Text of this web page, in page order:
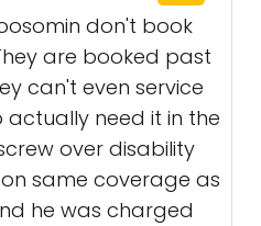
don't book
are booked past
can't even service
actually need it in the
over disability
same coverage as
he was charged